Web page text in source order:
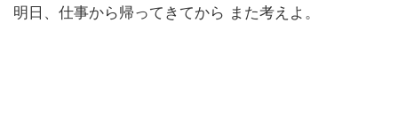
明日、仕事から帰ってきてから また考えよ。